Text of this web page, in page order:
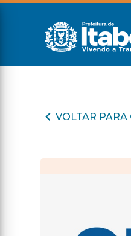
VOLTAR